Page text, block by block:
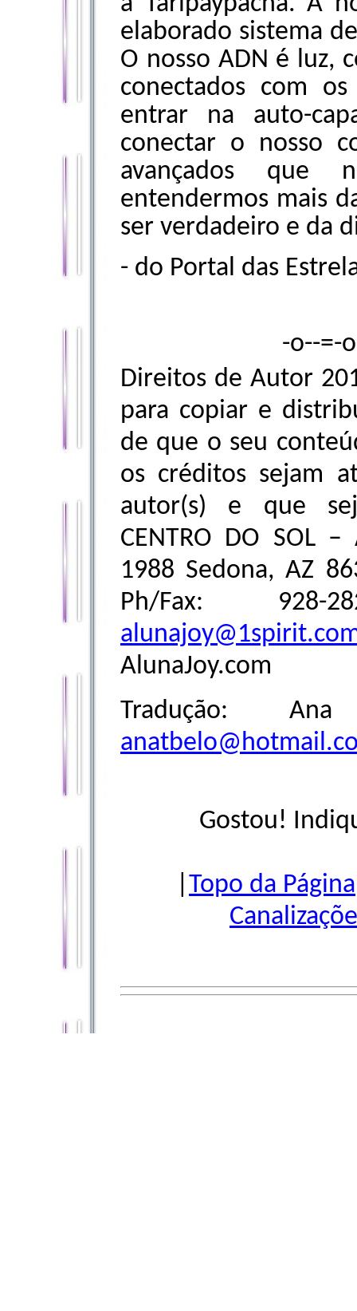
elaborado sistema
O nosso ADN é luz,
conectados com
entrar na auto-
conectar o nosso
avançados que
entendermos mais
ser verdadeiro e da
- do Portal das
-o--=-
Direitos de Autor
para copiar e
de que o seu
os créditos sejam
autor(s) e que
CENTRO DO SOL
1988 Sedona, AZ
Ph/Fax: 928-
AlunaJoy.com
Tradução:
Gostou!
Topo da Página